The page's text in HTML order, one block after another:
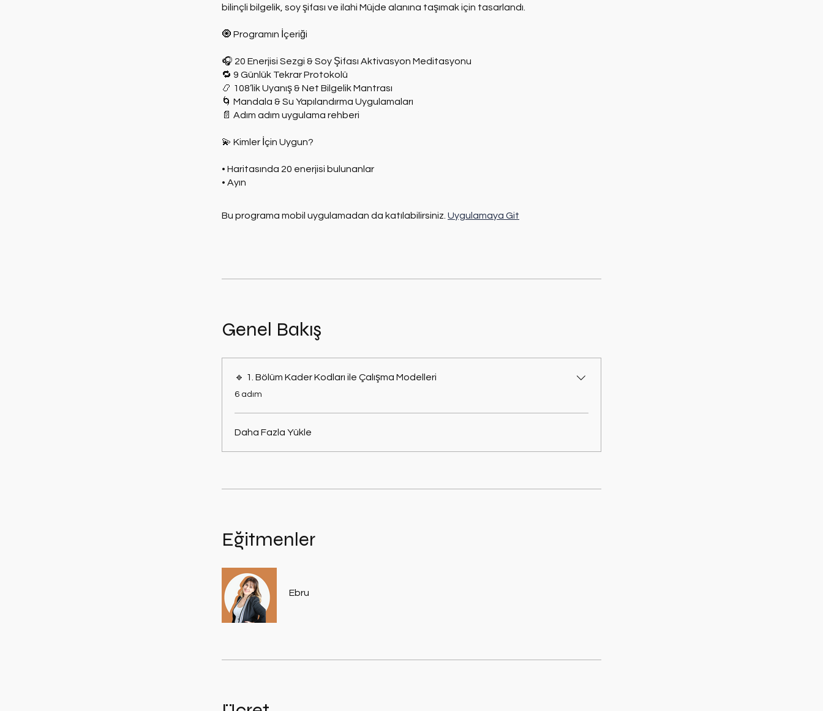
bilinçli bilgelik, soy şifası ve ilahi Müjde alanına taşımak için tasarlandı.
🧿 Programın İçeriği
🎧 20 Enerjisi Sezgi & Soy Şifası Aktivasyon Meditasyonu
🔁 9 Günlük Tekrar Protokolü
📿 108’lik Uyanış & Net Bilgelik Mantrası
🌀 Mandala & Su Yapılandırma Uygulamaları
📄 Adım adım uygulama rehberi
💫 Kimler İçin Uygun?
• Haritasında 20 enerjisi bulunanlar
• Ayın
Bu programa mobil uygulamadan da katılabilirsiniz. Uygulamaya Git
Genel Bakış
🔹 1. Bölüm Kader Kodları ile Çalışma Modelleri
.6 adım
Daha Fazla Yükle
Eğitmenler
Ebru